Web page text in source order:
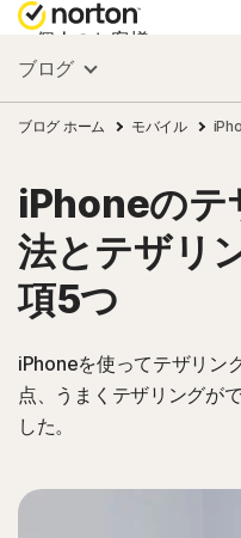
個人のお客様
スモールビジネス
リソース
サポート
無料体験
ブログ
ブログ ホーム モバイル
iPhoneのテ
法とテザリ
項5つ
iPhoneを使ってテザリン
点、うまくテザリングが
した。